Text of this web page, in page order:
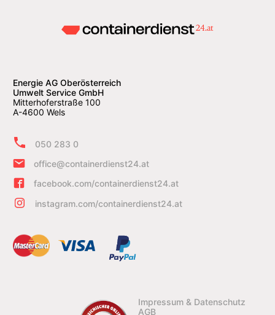
Energie AG Oberösterreich
Umwelt Service GmbH
Mitterhoferstraße 100
A-4600 Wels
050 283 0
office@containerdienst24.at
facebook.com/containerdienst24.at
instagram.com/containerdienst24.at
Impressum & Datenschutz
AGB